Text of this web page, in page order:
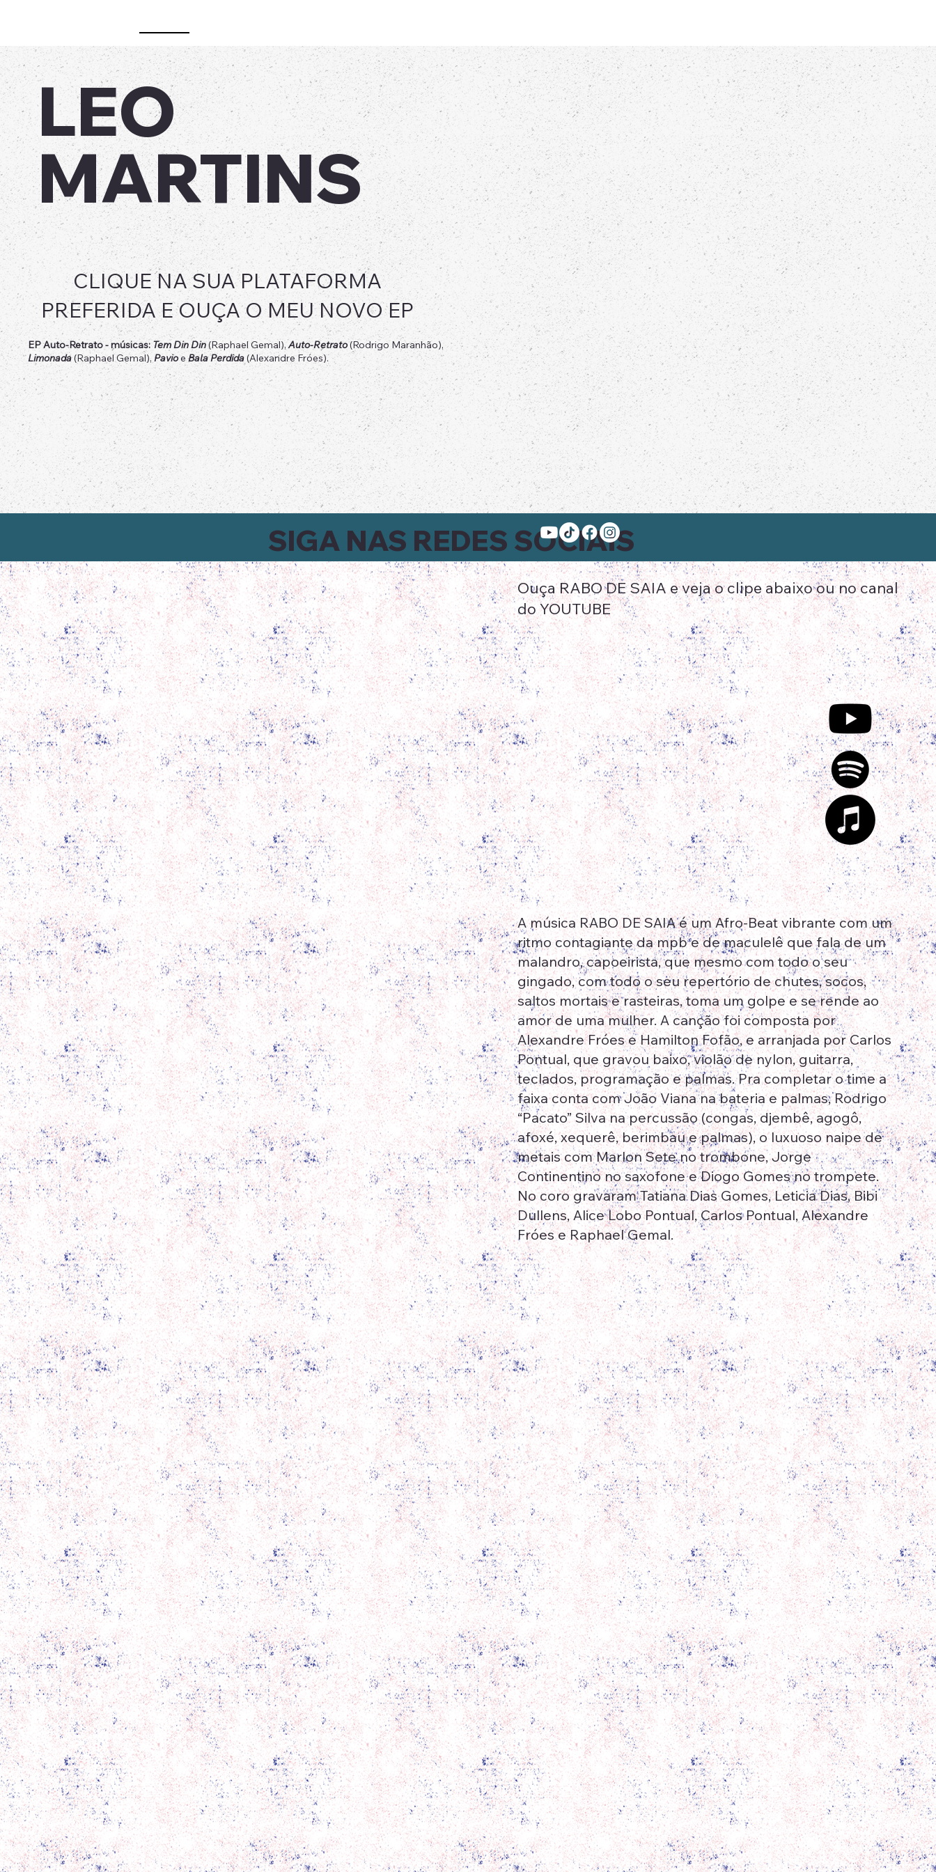
LEO
MARTINS
CLIQUE NA SUA PLATAFORMA
PREFERIDA E OUÇA O MEU NOVO EP
EP Auto-Retrato - músicas: Tem Din Din(Raphael Gemal),Auto-Retrato(Rodrigo Maranhão),
Limonada(Raphael Gemal), Pavioe Bala Perdida(Alexandre Fróes).
A música RABO DE SAIA é um Afro-Beat vibrante com um
ritmo contagiante da mpb e de maculelê que fala de um
malandro, capoeirista, que mesmo com todo o seu
gingado, com todo o seu repertório de chutes, socos,
saltos mortais e rasteiras, toma um golpe e se rende ao
amor de uma mulher. A canção foi composta por
Alexandre Fróes e Hamilton Fofão, e arranjada por Carlos
Pontual, que gravou baixo, violão de nylon, guitarra,
teclados, programação e palmas. Pra completar o time a
faixa conta com João Viana na bateria e palmas, Rodrigo
“Pacato” Silva na percussão (congas, djembê, agogô,
afoxé, xequerê, berimbau e palmas), o luxuoso naipe de
metais com Marlon Sete no trombone, Jorge
Continentino no saxofone e Diogo Gomes no trompete.
No coro gravaram Tatiana Dias Gomes, Leticia Dias, Bibi
Dullens, Alice Lobo Pontual, Carlos Pontual, Alexandre
Fróes e Raphael Gemal.
Ouça RABO DE SAIA e veja o clipe abaixo ou no canal
do YOUTUBE
SIGA NAS REDES SOCIAIS